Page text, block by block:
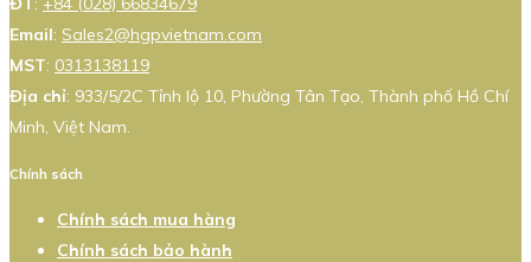
Email: Sales2@hgpvietnam.com
MST: 0313138119
Địa chỉ: 933/5/2C Tỉnh lộ 10, Phường Tân Tạo, Thành phố Hồ Chí
Minh, Việt Nam.
Chính sách
Chính sách mua hàng
Chính sách bảo hành